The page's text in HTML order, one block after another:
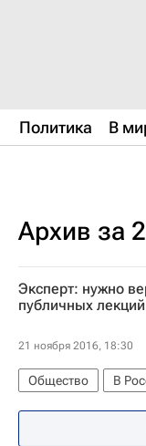
Политика В
Архив за
Эксперт: нужно
публичных
21 ноября 2016, 18:30
Общество
В
Образование -
Алевтина